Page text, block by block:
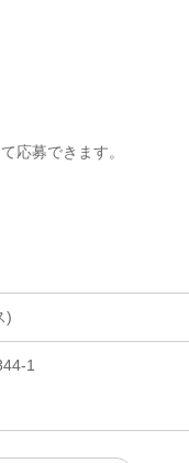
応募できます。
)
1